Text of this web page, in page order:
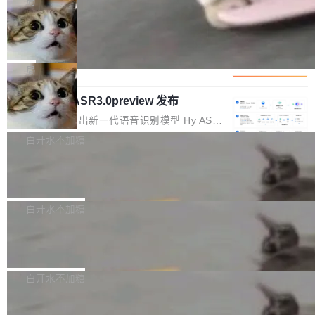
r.org/solon...
务逻辑等关键信息往往分散于数十乃至数百个文
件之中，形成高度复杂的知识关联网络。传统的
代码检索手段（如关键词匹配、目录遍历）仅能
在语法层面完成文本定位，难以触及代码的语义
内涵与结构关联，导致开发者使用代码智能体在
理解大规模代码仓时面临显著"代码仓理解"瓶
颈。 代码仓深度理解服务（以下简称" CodeBas
e深度理解服务"）是华为云码道（CodeA...
服务器空间，删光了公司AI游戏部门的全部核心
数据。 王某2024年1月入职东城区某科技公司AI
短剧部门，有互联网大厂背景。在公司内部架构
调整期间，部门三次通知全员将数据从A集群迁
移到B集群，王某都回复了"收到"。 他没有迁移
数据。2024年9月3日下午4点，他使用此前登录
的账号密码进入A集群，输入了一条被程序员圈
称为"删库跑路"的命令——最高管理员权限、无
自研的多个文生3D和...
Cloudflare 分享推理优化实践：KV ca
che 量化 + 权重压缩，吞吐量提升 4
1%，成本降 30%
Kimi 和 GLM 是当前最强的大模型系列之一，但
它们有一个共同的问题：太吃显存了。月之暗面
的 Kimi K 系列和智谱的 GLM 都是长上下文、M
oE 架构的大模型，好用到让人上瘾，但 GPU 显
存永远不够用。 Cloudflare 的 Workers AI 团队
一直在跑这些模型的推理。他们在官方博客上发
整性保护。效果是：吞吐量提升 41%，每 token
局
腾讯混元 Hy ASR3.0preview 发布
腾讯混元正式推出新一代语音识别模型 Hy ASR
3.0preview。基于最新一代大语言模型 Hy3 的
让语音识别不再只是听清，而是真正听懂。通过
w 不要求标准普通话，方言识别覆盖粤语、吴语
白开水不加糖
新和少量网页兼容性修复版本。 Changes/fixe
容提供的字体时出现的几个问题 为避免音频加
白开水不加糖
发布的 Release Notes，他利用 AI 工具（如 Co
白开水不加糖